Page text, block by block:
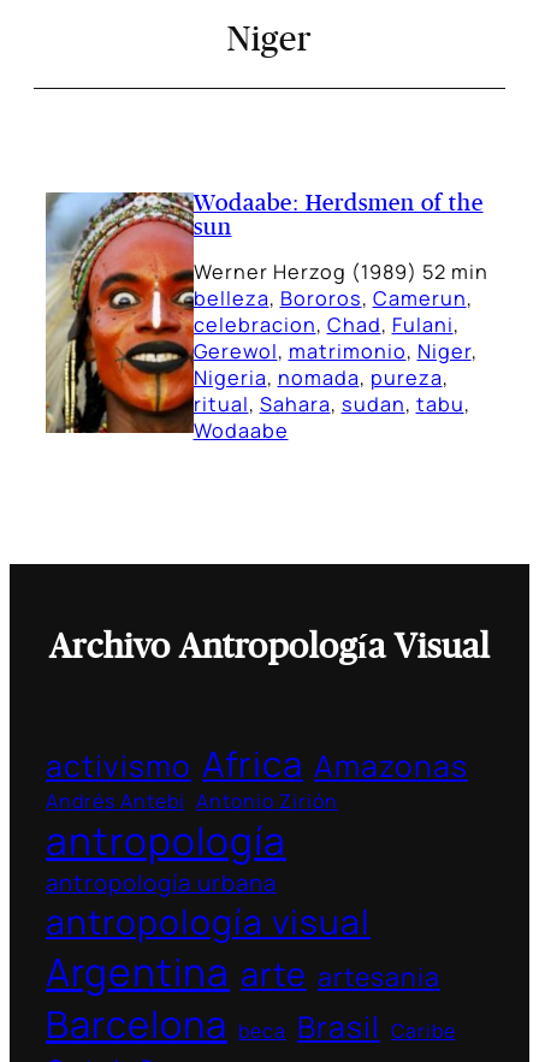
Niger
Wodaabe: Herdsmen of the
sun
Werner Herzog (1989) 52 min
belleza, Bororos, Camerun
celebracion, Chad, Fulani
Gerewol, matrimonio, Niger
Nigeria, nomada, pureza
ritual, Sahara, sudan, tabu
Wodaabe
Archivo Antropología Visual
activismo Africa Amazonas
Andrés Antebi Antonio Zirión
antropología
antropología urbana
antropología visual
Argentina arte artesania
Barcelona beca Brasil Caribe